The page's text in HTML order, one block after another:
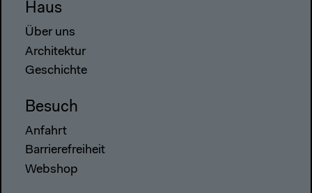
Haus
Über uns
Architektur
Geschichte
Besuch
Anfahrt
Barrierefreiheit
Webshop